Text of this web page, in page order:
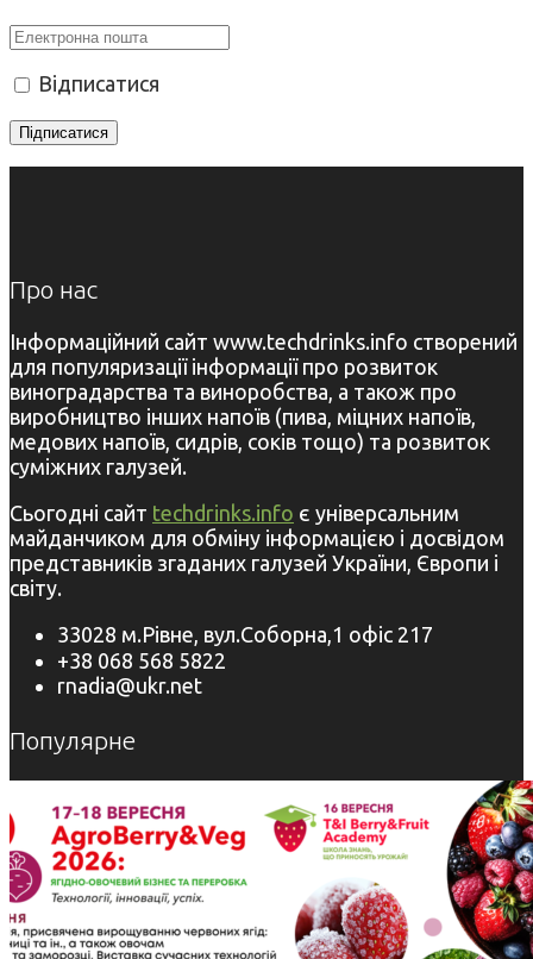
Відписатися
Про нас
Інформаційний сайт www.techdrinks.info створений
для популяризації інформації про розвиток
виноградарства та виноробства, а також про
виробництво інших напоїв (пива, міцних напоїв,
медових напоїв, сидрів, соків тощо) та розвиток
суміжних галузей.
Сьогодні сайт techdrinks.info є універсальним
майданчиком для обміну інформацією і досвідом
представників згаданих галузей України, Європи і
світу.
33028 м.Рівне, вул.Соборна,1 офіс 217
+38 068 568 5822
rnadia@ukr.net
Популярне